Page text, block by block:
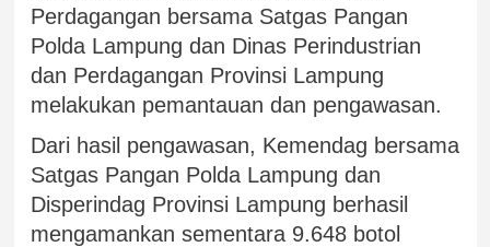
Perdagangan bersama Satgas Pangan
Polda Lampung dan Dinas Perindustrian
dan Perdagangan Provinsi Lampung
melakukan pemantauan dan pengawasan.
Dari hasil pengawasan, Kemendag bersama
Satgas Pangan Polda Lampung dan
Disperindag Provinsi Lampung berhasil
mengamankan sementara 9.648 botol